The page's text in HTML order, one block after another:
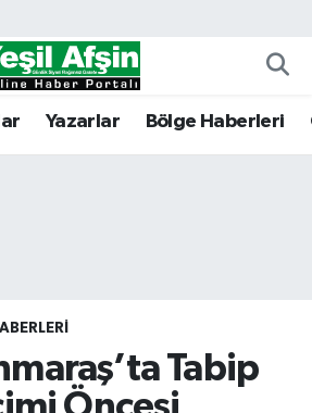
Yazarlar Bölge Haberleri
Tabip
Nöbetçi Eczaneler